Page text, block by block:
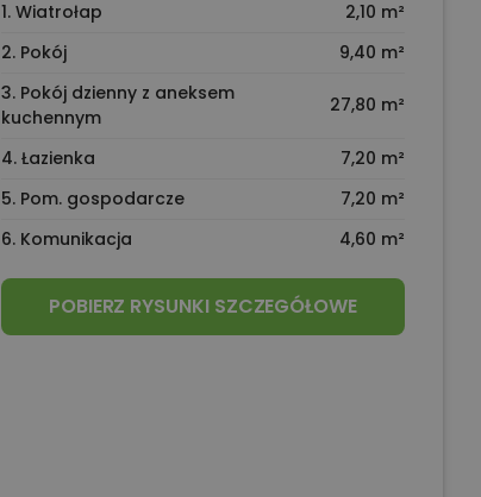
1. Wiatrołap
2,10 m²
2. Pokój
9,40 m²
3. Pokój dzienny z aneksem
kuchennym
27,80 m²
4. Łazienka
7,20 m²
5. Pom. gospodarcze
7,20 m²
6. Komunikacja
4,60 m²
POBIERZ RYSUNKI SZCZEGÓŁOWE